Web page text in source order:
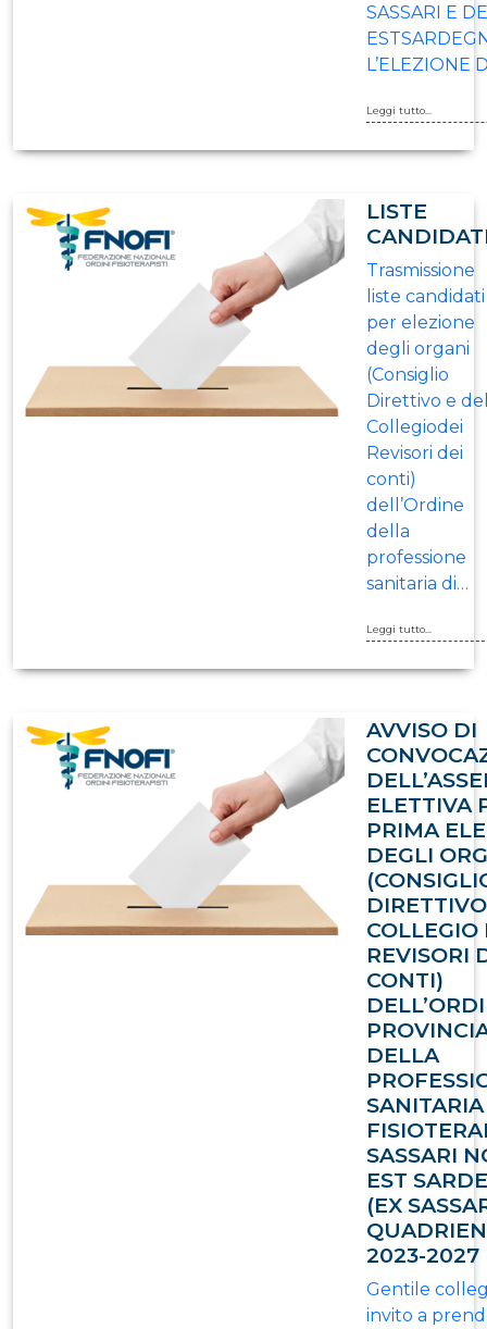
SASSARI E
L’ELEZIONE
Leggi tutto...
LISTE
Trasmissione
liste candidati
per elezione
degli organi
(Consiglio
Direttivo e
Collegiodei
Revisori dei
conti)
dell’Ordine
della
professione
sanitaria di…
Leggi tutto...
AVVISO DI
ELETTIVA
PRIMA
DEGLI
COLLEGIO
REVISORI
CONTI)
DELLA
SASSARI
EST
(EX
2023-2027
Gentile
invito a